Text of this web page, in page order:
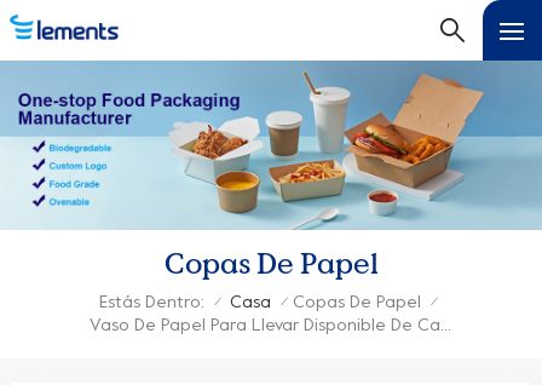
Copas De Papel
Estás Dentro: / Casa / Copas De Papel /
Vaso De Papel Para Llevar Disponible De Café De Doble Pared A Granel Al Por Mayor Kraft